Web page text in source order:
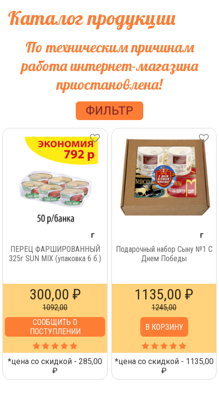
Каталог продукции
По техническим причинам
работа интернет-магазина
приостановлена!
ФИЛЬТР
г
ПЕРЕЦ ФАРШИРОВАННЫЙ
325г SUN MIX (упаковка 6 б.)
300,00 ₽
1092,00
СООБЩИТЬ О
ПОСТУПЛЕНИИ
*цена со скидкой - 285,00
₽
г
Подарочный набор Сыну №1 С
Днем Победы
1135,00 ₽
1245,00
В КОРЗИНУ
*цена со скидкой - 1135,00
₽